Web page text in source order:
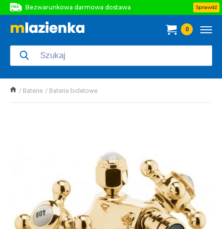
Bezwarunkowa darmowa dostawa
Bezwarunkowa darmowa dostawa
Sprawdź
0
Baterie Baterie bidetowe